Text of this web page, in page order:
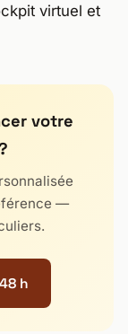
virtuel et
votre
—
h